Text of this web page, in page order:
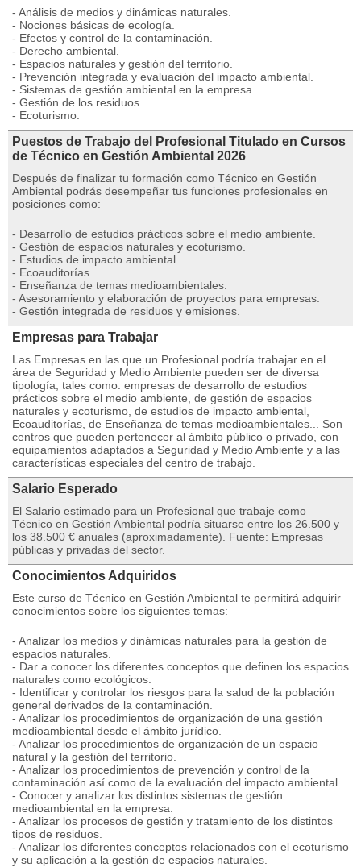
- Análisis de medios y dinámicas naturales.
- Nociones básicas de ecología.
- Efectos y control de la contaminación.
- Derecho ambiental.
- Espacios naturales y gestión del territorio.
- Prevención integrada y evaluación del impacto ambiental.
- Sistemas de gestión ambiental en la empresa.
- Gestión de los residuos.
- Ecoturismo.
Puestos de Trabajo del Profesional Titulado en Cursos
de Técnico en Gestión Ambiental 2026
Después de finalizar tu formación como Técnico en Gestión
Ambiental podrás desempeñar tus funciones profesionales en
posiciones como:
- Desarrollo de estudios prácticos sobre el medio ambiente.
- Gestión de espacios naturales y ecoturismo.
- Estudios de impacto ambiental.
- Ecoauditorías.
- Enseñanza de temas medioambientales.
- Asesoramiento y elaboración de proyectos para empresas.
- Gestión integrada de residuos y emisiones.
Empresas para Trabajar
Las Empresas en las que un Profesional podría trabajar en el
área de Seguridad y Medio Ambiente pueden ser de diversa
tipología, tales como: empresas de desarrollo de estudios
prácticos sobre el medio ambiente, de gestión de espacios
naturales y ecoturismo, de estudios de impacto ambiental,
Ecoauditorías, de Enseñanza de temas medioambientales... Son
centros que pueden pertenecer al ámbito público o privado, con
equipamientos adaptados a Seguridad y Medio Ambiente y a las
características especiales del centro de trabajo.
Salario Esperado
El Salario estimado para un Profesional que trabaje como
Técnico en Gestión Ambiental podría situarse entre los 26.500 y
los 38.500 € anuales (aproximadamente). Fuente: Empresas
públicas y privadas del sector.
Conocimientos Adquiridos
Este curso de Técnico en Gestión Ambiental te permitirá adquirir
conocimientos sobre los siguientes temas:
- Analizar los medios y dinámicas naturales para la gestión de
espacios naturales.
- Dar a conocer los diferentes conceptos que definen los espacios
naturales como ecológicos.
- Identificar y controlar los riesgos para la salud de la población
general derivados de la contaminación.
- Analizar los procedimientos de organización de una gestión
medioambiental desde el ámbito jurídico.
- Analizar los procedimientos de organización de un espacio
natural y la gestión del territorio.
- Analizar los procedimientos de prevención y control de la
contaminación así como de la evaluación del impacto ambiental.
- Conocer y analizar los distintos sistemas de gestión
medioambiental en la empresa.
- Analizar los procesos de gestión y tratamiento de los distintos
tipos de residuos.
- Analizar los diferentes conceptos relacionados con el ecoturismo
y su aplicación a la gestión de espacios naturales.